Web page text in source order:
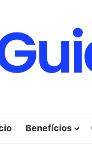
Benefícios